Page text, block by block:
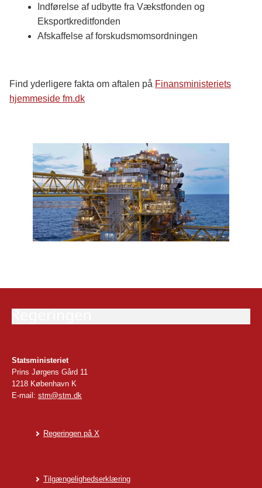
Indførelse af udbytte fra Vækstfonden og
Eksportkreditfonden
Afskaffelse af forskudsmomsordningen
Find yderligere fakta om aftalen på Finansministeriets
hjemmeside fm.dk
Statsministeriet
Prins Jørgens Gård 11
1218 København K
E-mail: stm@stm.dk
Regeringen på X
Tilgængelighedserklæring